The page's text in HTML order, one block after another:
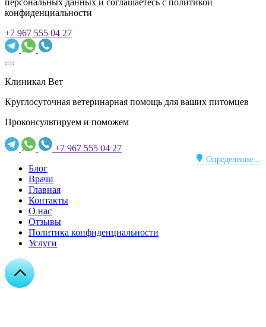
персональных данных и соглашаетесь c политикой
конфиденциальности
+7 967 555 04 27
Клиникал Вет
Круглосуточная ветеринарная помощь для ваших питомцев
Проконсультируем и поможем
+7 967 555 04 27
Определение...
Блог
Врачи
Главная
Контакты
О нас
Отзывы
Политика конфиденциальности
Услуги